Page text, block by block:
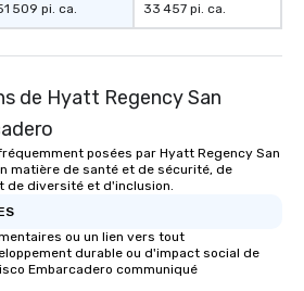
509 pi. ca. 33 457 pi. ca.
de Hyatt Regency San
posées par Hyatt Regency San
matière de santé et de sécurité, de
de diversité et d'inclusion.
ou un lien vers tout
durable ou d'impact social de
Embarcadero communiqué